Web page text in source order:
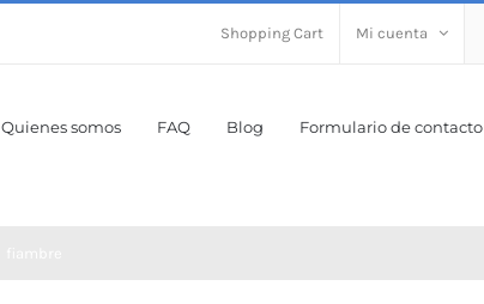
Shopping Cart Mi cuenta
Quienes somos FAQ Blog Formulario de contacto